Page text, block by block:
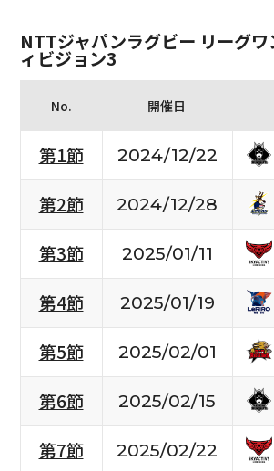
NTTジャパンラグビー リーグ
ィビジョン3
No. 開催日
第1節 2024/12/22
第2節
2024/12/28
第3節
2025/01/11
第4節
2025/01/19
第5節
2025/02/01
第6節
2025/02/15
第7節
2025/02/22